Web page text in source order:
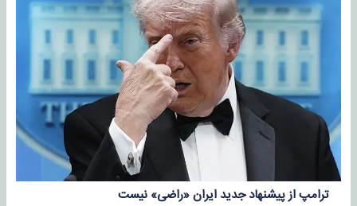
ترامپ از پیشنهاد جدید ایران «راضی» نیست